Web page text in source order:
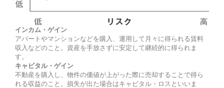
インカム・ゲイン
アパートやマンションなどを購入、運用して月々に得られる賃料
収入などのこと。資産を手放さずに安定して継続的に得られま
す。
キャピタル・ゲイン
不動産を購入し、物件の価値が上がった際に売却することで得ら
れる収益のこと。損失が出た場合はキャピタル・ロスといいま